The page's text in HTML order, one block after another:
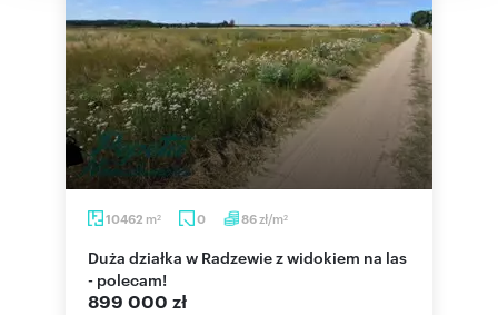
10462 m2 0 86zł/m2
Duża działka w Radzewie z widokiem na las
- polecam!
899 000 zł